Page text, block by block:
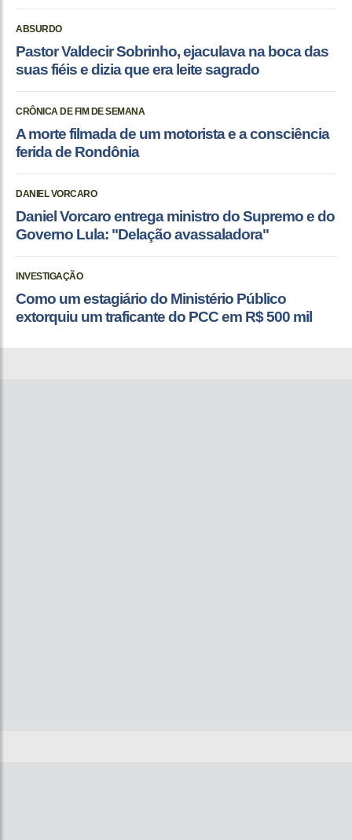
ABSURDO
Pastor Valdecir Sobrinho, ejaculava na boca das
suas fiéis e dizia que era leite sagrado
CRÔNICA DE FIM DE SEMANA
A morte filmada de um motorista e a consciência
ferida de Rondônia
DANIEL VORCARO
Daniel Vorcaro entrega ministro do Supremo e do
Governo Lula: "Delação avassaladora"
INVESTIGAÇÃO
Como um estagiário do Ministério Público
extorquiu um traficante do PCC em R$ 500 mil